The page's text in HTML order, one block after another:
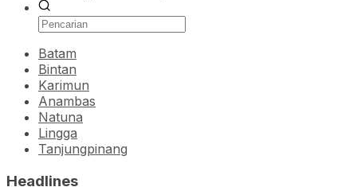
Batam
Bintan
Karimun
Anambas
Natuna
Lingga
Tanjungpinang
Headlines